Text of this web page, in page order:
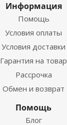
Информация
Помощь
Условия оплаты
Условия доставки
Гарантия на товар
Рассрочка
Обмен и возврат
Помощь
Блог